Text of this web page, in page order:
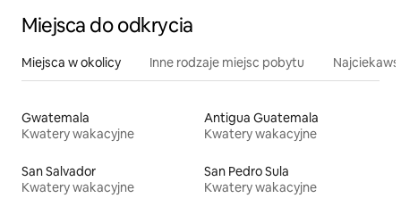
Miejsca do odkrycia
Miejsca w okolicy Inne rodzaje miejsc pobytu
Gwatemala
Kwatery wakacyjne
Antigua Guatemala
Kwatery wakacyjne
San Salvador
Kwatery wakacyjne
San Pedro Sula
Kwatery wakacyjne